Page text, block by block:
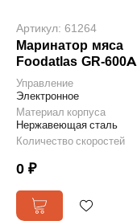
Артикул: 61264
Маринатор мяса
Foodatlas GR-600A
Управление
Электронное
Материал корпуса
Нержавеющая сталь
Количество скоростей
0 ₽